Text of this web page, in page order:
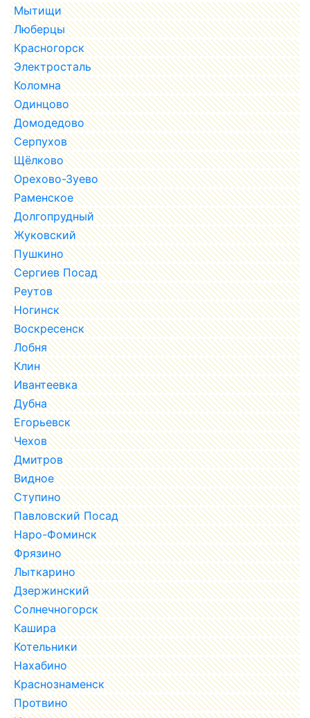
Мытищи
Люберцы
Красногорск
Электросталь
Коломна
Одинцово
Домодедово
Серпухов
Щёлково
Орехово-Зуево
Раменское
Долгопрудный
Жуковский
Пушкино
Сергиев Посад
Реутов
Ногинск
Воскресенск
Лобня
Клин
Ивантеевка
Дубна
Егорьевск
Чехов
Дмитров
Видное
Ступино
Павловский Посад
Наро-Фоминск
Фрязино
Лыткарино
Дзержинский
Солнечногорск
Кашира
Котельники
Нахабино
Краснознаменск
Протвино